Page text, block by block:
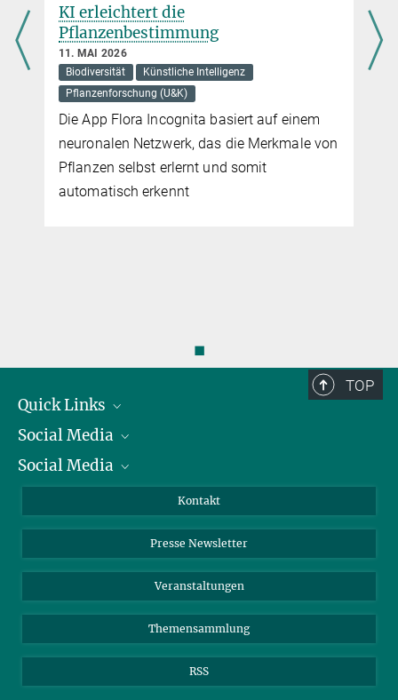
KI erleichtert die
Pflanzenbestimmung
11. MAI 2026
Biodiversität
Künstliche Intelligenz
Pflanzenforschung (U&K)
Die App Flora Incognita basiert auf einem
neuronalen Netzwerk, das die Merkmale von
Pflanzen selbst erlernt und somit
automatisch erkennt
◼
TOP
Quick Links
Präsident
Zahlen und Fakten
Social Media
Bluesky
TikTok
Social Media
Instagram
YouTube
Kontakt
Presse Newsletter
Veranstaltungen
Themensammlung
RSS